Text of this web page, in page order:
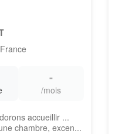
-
/mois
accueillir ...
chambre, excen...